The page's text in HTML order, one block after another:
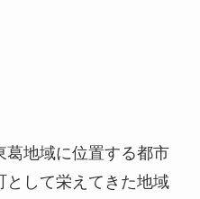
葛地域に位置する都市
として栄えてきた地域